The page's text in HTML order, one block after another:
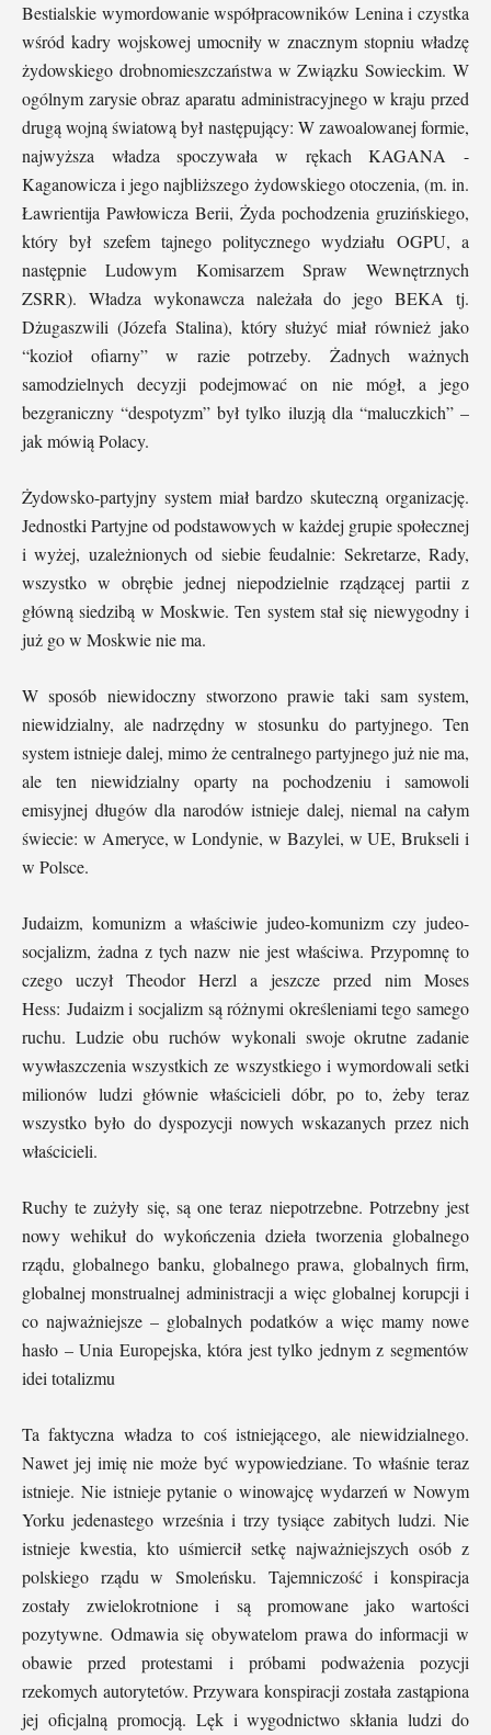
Bestialskie wymordowanie współpracowników Lenina i czystka
wśród kadry wojskowej umocniły w znacznym stopniu władzę
żydowskiego drobnomieszczaństwa w Związku Sowieckim. W
ogólnym zarysie obraz aparatu administracyjnego w kraju przed
drugą wojną światową był następujący: W zawoalowanej formie,
najwyższa władza spoczywała w rękach KAGANA -
Kaganowicza i jego najbliższego żydowskiego otoczenia, (m. in.
Ławrientija Pawłowicza Berii, Żyda pochodzenia gruzińskiego,
który był szefem tajnego politycznego wydziału OGPU, a
następnie Ludowym Komisarzem Spraw Wewnętrznych
ZSRR). Władza wykonawcza należała do jego BEKA tj.
Dżugaszwili (Józefa Stalina), który służyć miał również jako
“kozioł ofiarny” w razie potrzeby. Żadnych ważnych
samodzielnych decyzji podejmować on nie mógł, a jego
bezgraniczny “despotyzm” był tylko iluzją dla “maluczkich” –
jak mówią Polacy.
Żydowsko-partyjny system miał bardzo skuteczną organizację.
Jednostki Partyjne od podstawowych w każdej grupie społecznej
i wyżej, uzależnionych od siebie feudalnie: Sekretarze, Rady,
wszystko w obrębie jednej niepodzielnie rządzącej partii z
główną siedzibą w Moskwie. Ten system stał się niewygodny i
już go w Moskwie nie ma.
W sposób niewidoczny stworzono prawie taki sam system,
niewidzialny, ale nadrzędny w stosunku do partyjnego. Ten
system istnieje dalej, mimo że centralnego partyjnego już nie ma,
ale ten niewidzialny oparty na pochodzeniu i samowoli
emisyjnej długów dla narodów istnieje dalej, niemal na całym
świecie: w Ameryce, w Londynie, w Bazylei, w UE, Brukseli i
w Polsce.
Judaizm, komunizm a właściwie judeo-komunizm czy judeo-
socjalizm, żadna z tych nazw nie jest właściwa. Przypomnę to
czego uczył Theodor Herzl a jeszcze przed nim Moses
Hess: Judaizm i socjalizm są różnymi określeniami tego samego
ruchu. Ludzie obu ruchów wykonali swoje okrutne zadanie
wywłaszczenia wszystkich ze wszystkiego i wymordowali setki
milionów ludzi głównie właścicieli dóbr, po to, żeby teraz
wszystko było do dyspozycji nowych wskazanych przez nich
właścicieli.
Ruchy te zużyły się, są one teraz niepotrzebne. Potrzebny jest
nowy wehikuł do wykończenia dzieła tworzenia globalnego
rządu, globalnego banku, globalnego prawa, globalnych firm,
globalnej monstrualnej administracji a więc globalnej korupcji i
co najważniejsze – globalnych podatków a więc mamy nowe
hasło – Unia Europejska, która jest tylko jednym z segmentów
idei totalizmu
Ta faktyczna władza to coś istniejącego, ale niewidzialnego.
Nawet jej imię nie może być wypowiedziane. To właśnie teraz
istnieje. Nie istnieje pytanie o winowajcę wydarzeń w Nowym
Yorku jedenastego września i trzy tysiące zabitych ludzi. Nie
istnieje kwestia, kto uśmiercił setkę najważniejszych osób z
polskiego rządu w Smoleńsku. Tajemniczość i konspiracja
zostały zwielokrotnione i są promowane jako wartości
pozytywne. Odmawia się obywatelom prawa do informacji w
obawie przed protestami i próbami podważenia pozycji
rzekomych autorytetów. Przywara konspiracji została zastąpiona
jej oficjalną promocją. Lęk i wygodnictwo skłania ludzi do